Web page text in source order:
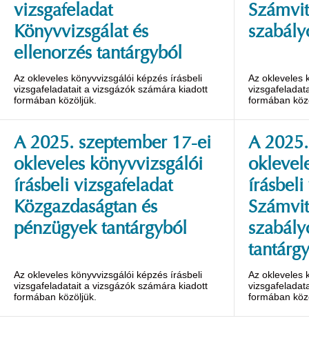
vizsgafeladat
Könyvvizsgálat és
ellenorzés tantárgyból
Az okleveles könyvvizsgálói képzés írásbeli
vizsgafeladatait a vizsgázók számára kiadott
formában közöljük.
Az okleveles
formában
A 2025. szeptember 17-ei
okleveles könyvvizsgálói
írásbeli vizsgafeladat
Közgazdaságtan és
pénzügyek tantárgyból
Az okleveles könyvvizsgálói képzés írásbeli
vizsgafeladatait a vizsgázók számára kiadott
formában közöljük.
A
írásbeli
Az okleveles
formában